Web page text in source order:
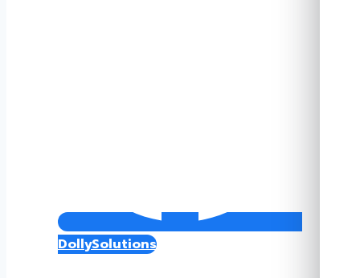
DollySolutions